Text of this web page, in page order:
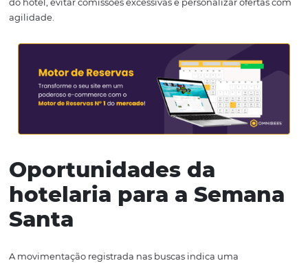
A predominância de cidades praianas confirma o
brasileiros por descanso à beira-mar, combinando
com infraestrutura turística. Contudo, o ranking
a força de destinos urbanos e de natureza, como São
do Iguaçu, que ganham espaço ao oferecer
fora do litoral tradicional.
Para os hoteleiros, essa é a hora de agir. Ainda dá tempo
traçar estratégias assertivas para atrair mais hóspedes
Semana Santa. As ferramentas da Omnibees são aliadas
poderosas nesse processo, oferecendo soluções como o
do hotel, evitar comissões excessivas e personalizar